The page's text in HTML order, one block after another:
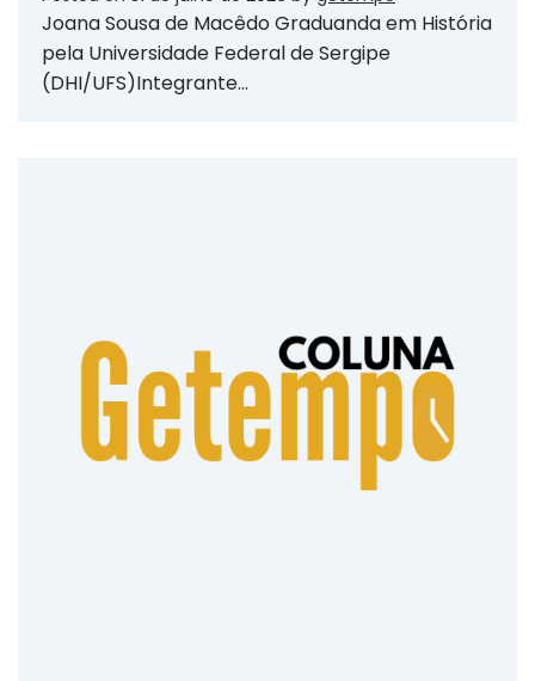
Joana Sousa de Macêdo Graduanda em História
pela Universidade Federal de Sergipe
(DHI/UFS)Integrante…